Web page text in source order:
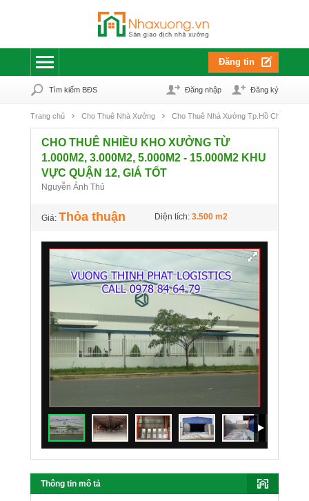
Đăng tin
Tìm kiếm BĐS Đăng nhập Đăng ký
Trang chủ Cho Thuê Nhà Xưởng Cho Thuê Nhà Xưởng Tp.Hồ Chí Minh
CHO THUÊ NHIỀU KHO XƯỞNG TỪ
1.000M2, 3.000M2, 5.000M2 - 15.000M2 KHU
VỰC QUẬN 12, GIÁ TỐT
Nguyễn Ảnh Thủ
Giá: Thỏa thuận Diện tích: 3.500 m2
Thông tin mô tả